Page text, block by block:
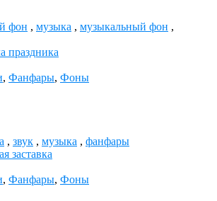
фон , музыка , музыкальный фон ,
праздника
, Фанфары, Фоны
, звук , музыка , фанфары
заставка
, Фанфары, Фоны